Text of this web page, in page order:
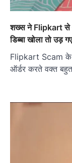
शख्स ने Flipkart से
डिब्बा खोला तो उड़
Flipkart Scam के
ऑर्डर करते वक्त